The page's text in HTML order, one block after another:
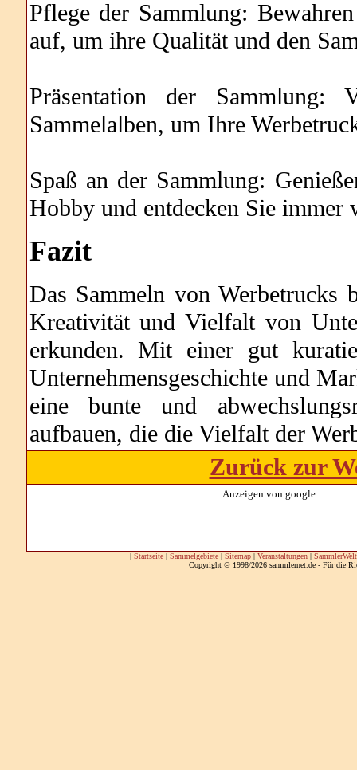
Pflege der Sammlung:
auf, um ihre Qualität und den
Präsentation der Sammlung:
Sammelalben, um Ihre
Spaß an der Sammlung:
Hobby und entdecken Sie immer
Fazit
Das Sammeln von Werbetrucks
Kreativität und Vielfalt von
erkunden. Mit einer gut
Unternehmensgeschichte und
eine bunte und
aufbauen, die die Vielfalt der
Zurück zur
Anzeigen von google
| Startseite| Sammelgebiete| Sitemap| Veranstaltungen| SammlerWelt
Copyright © 1998/2026 sammlernet.de - Für die